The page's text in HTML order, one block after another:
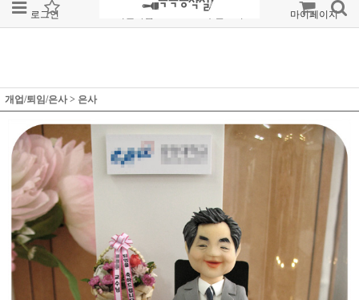
로그인 주문조회 마이페이지
개업/퇴임/은사> 은사